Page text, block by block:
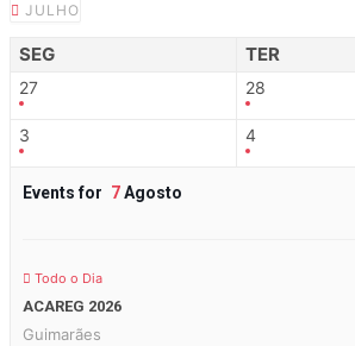
JULHO
SEG TER
27 28
3 4
Events for 7Agosto
Todo o Dia
ACAREG 2026
Guimarães